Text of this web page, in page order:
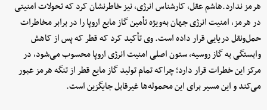
هرمز ندارد.هاشم عقل، کارشناس انرژی، نیز خاطرنشان کرد که تحولات امنیتی
در هرمز، امنیت انرژی جهان به‌ویژه تأمین گاز مایع اروپا را در برابر مخاطرات
حمل‌ونقل دریایی قرار داده است. وی تأکید کرد که قطر که پس از کاهش
وابستگی به گاز روسیه، ستون اصلی امنیت انرژی اروپا محسوب می‌شود، در
مرکز این خطرات قرار دارد؛ چراکه تمام تولید گاز مایع قطر از تنگه هرمز عبور
می‌کند و این مسیر برای این محموله‌ها غیرقابل جایگزین است.